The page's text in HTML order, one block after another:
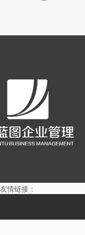
友情链接：